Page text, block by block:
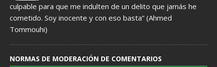
culpable para que me indulten de un delito que jamás he
cometido. Soy inocente y con eso basta” (Ahmed
Tommouhi)
NORMAS DE MODERACIÓN DE COMENTARIOS